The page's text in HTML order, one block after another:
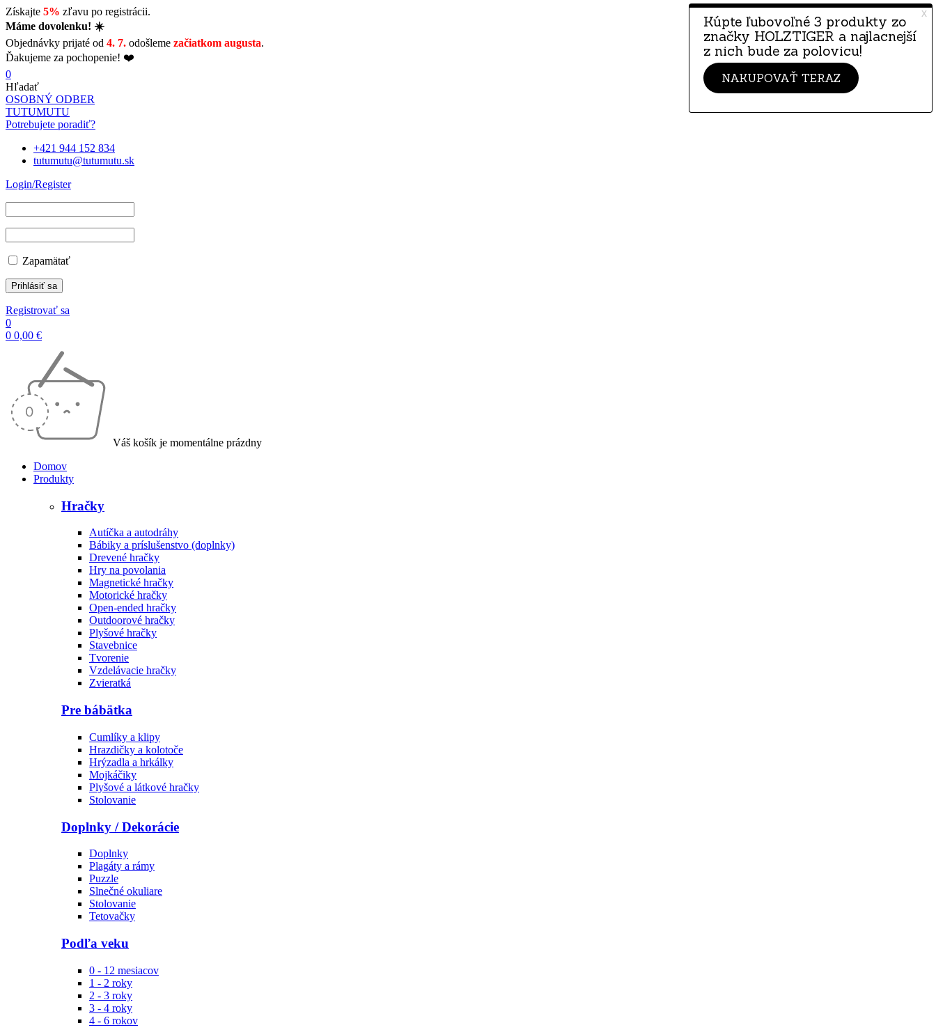
Získajte 5% zľavu po registrácii.
Máme dovolenku! ☀️
Objednávky prijaté od 4. 7. odošleme začiatkom augusta.
Ďakujeme za pochopenie! ❤️
0
Hľadať
OSOBNÝ ODBER
TUTUMUTU
Potrebujete poradiť?
+421 944 152 834
tutumutu@tutumutu.sk
Login/Register
Zapamätať
Registrovať sa
0
0 0,00 €
Váš košík je momentálne prázdny
Domov
Produkty
Hračky
Autíčka a autodráhy
Bábiky a príslušenstvo (doplnky)
Drevené hračky
Hry na povolania
Magnetické hračky
Motorické hračky
Open-ended hračky
Outdoorové hračky
Plyšové hračky
Stavebnice
Tvorenie
Vzdelávacie hračky
Zvieratká
Pre bábätka
Cumlíky a klipy
Hrazdičky a kolotoče
Hrýzadla a hrkálky
Mojkáčiky
Plyšové a látkové hračky
Stolovanie
Doplnky / Dekorácie
Doplnky
Plagáty a rámy
Puzzle
Slnečné okuliare
Stolovanie
Tetovačky
Podľa veku
0 - 12 mesiacov
1 - 2 roky
2 - 3 roky
3 - 4 roky
4 - 6 rokov